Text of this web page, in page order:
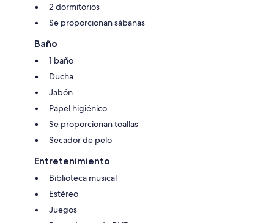
2 dormitorios
Se proporcionan sábanas
Baño
1 baño
Ducha
Jabón
Papel higiénico
Se proporcionan toallas
Secador de pelo
Entretenimiento
Biblioteca musical
Estéreo
Juegos